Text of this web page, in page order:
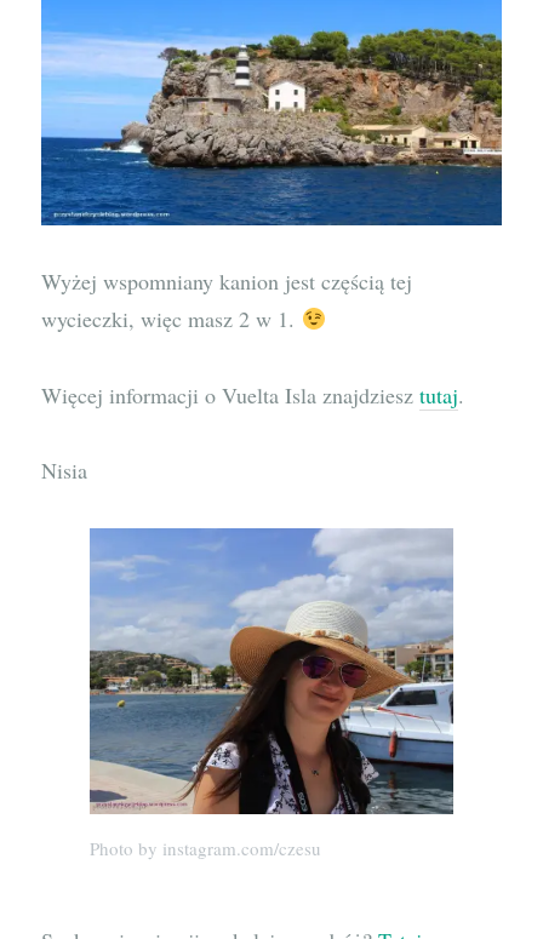
Wyżej wspomniany kanion jest częścią tej
wycieczki, więc masz 2 w 1.
Więcej informacji o Vuelta Isla znajdziesztutaj.
Nisia
Photo by instagram.com/czesu